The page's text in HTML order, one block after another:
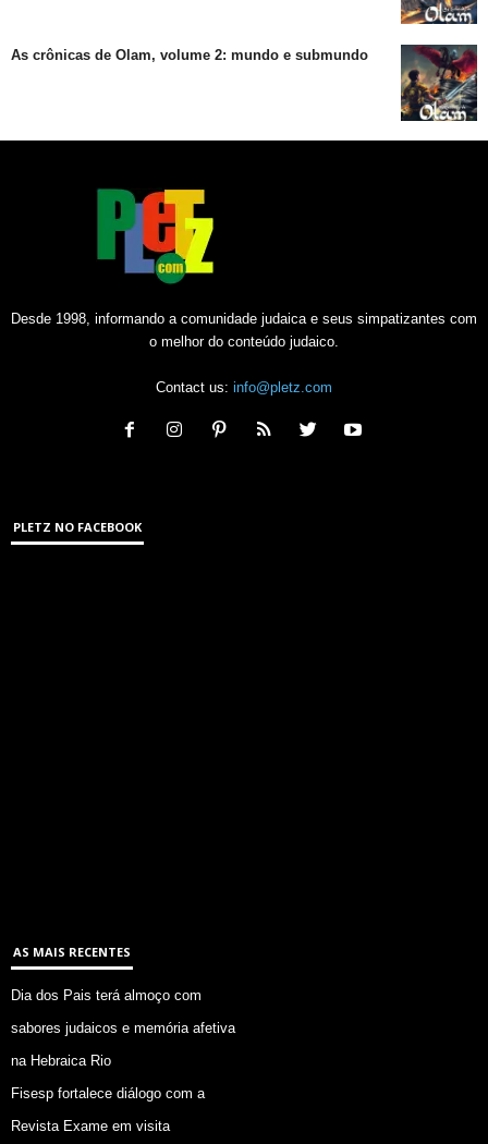
As crônicas de Olam, volume 2: mundo e submundo
Desde 1998, informando a comunidade judaica e seus simpatizantes com
o melhor do conteúdo judaico.
Contact us: info@pletz.com
PLETZ NO FACEBOOK
AS MAIS RECENTES
Dia dos Pais terá almoço com
sabores judaicos e memória afetiva
na Hebraica Rio
Fisesp fortalece diálogo com a
Revista Exame em visita